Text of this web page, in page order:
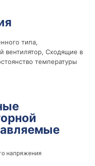
типа,
вентилятор, Сходящие в
температуры
напряжения